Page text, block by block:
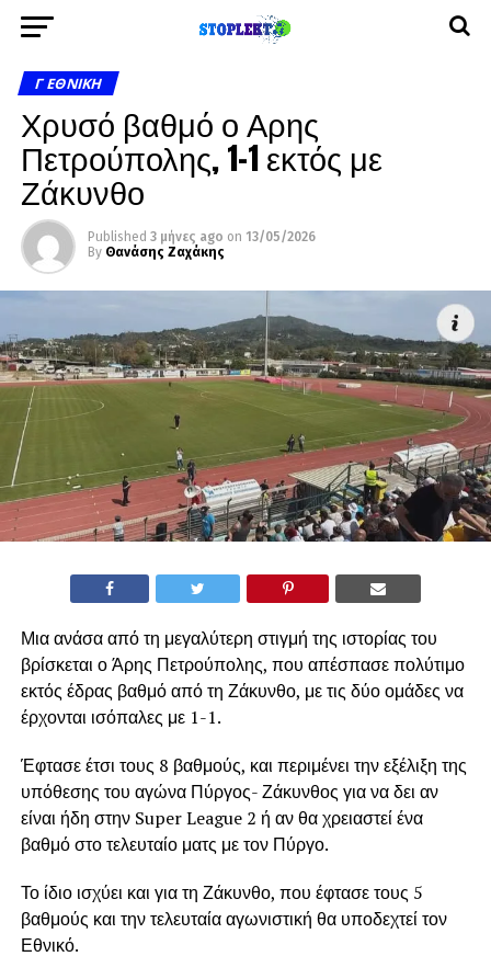
Γ ΕΘΝΙΚΉ
Χρυσό βαθμό ο Αρης
Πετρούπολης, 1-1 εκτός με
Ζάκυνθο
Published 3 μήνες ago on 13/05/2026
By Θανάσης Ζαχάκης
Μια ανάσα από τη μεγαλύτερη στιγμή της ιστορίας του
βρίσκεται ο Άρης Πετρούπολης, που απέσπασε πολύτιμο
εκτός έδρας βαθμό από τη Ζάκυνθο, με τις δύο ομάδες να
έρχονται ισόπαλες με 1-1.
Έφτασε έτσι τους 8 βαθμούς, και περιμένει την εξέλιξη της
υπόθεσης του αγώνα Πύργος- Ζάκυνθος για να δει αν
είναι ήδη στην Super League 2 ή αν θα χρειαστεί ένα
βαθμό στο τελευταίο ματς με τον Πύργο.
Το ίδιο ισχύει και για τη Ζάκυνθο, που έφτασε τους 5
βαθμούς και την τελευταία αγωνιστική θα υποδεχτεί τον
Εθνικό.